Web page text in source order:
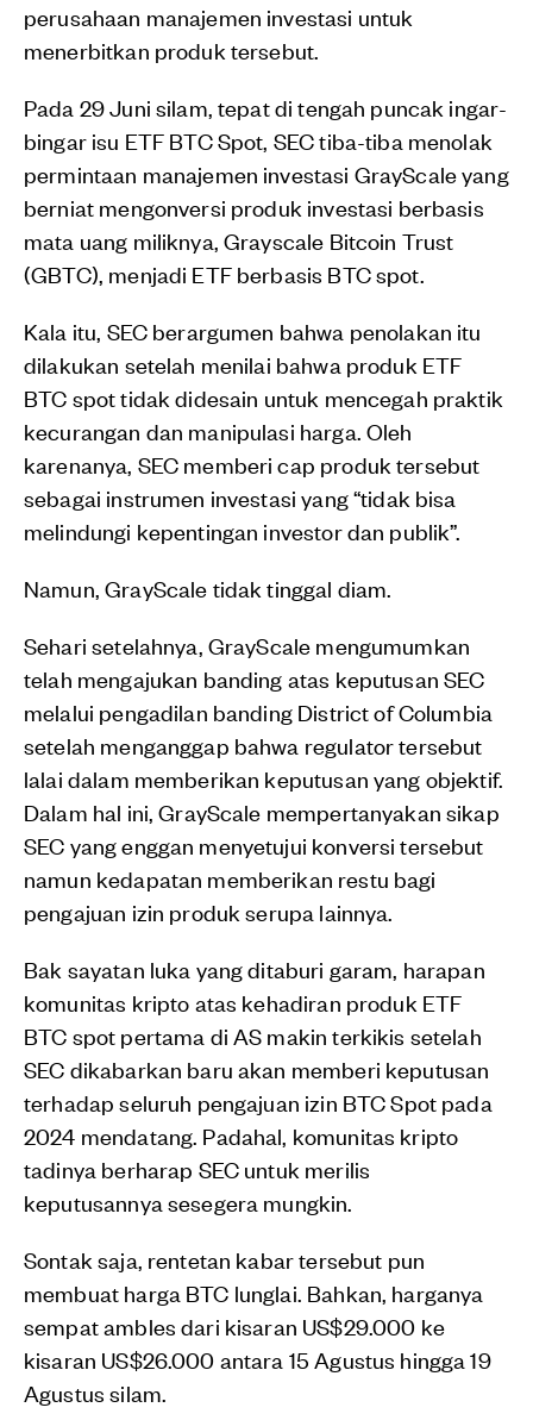
perusahaan manajemen investasi untuk
menerbitkan produk tersebut.
Pada 29 Juni silam, tepat di tengah puncak ingar-
bingar isu ETF BTC Spot, SEC tiba-tiba menolak
permintaan manajemen investasi GrayScale yang
berniat mengonversi produk investasi berbasis
mata uang miliknya, Grayscale Bitcoin Trust
(GBTC), menjadi ETF berbasis BTC spot.
Kala itu, SEC berargumen bahwa penolakan itu
dilakukan setelah menilai bahwa produk ETF
BTC spot tidak didesain untuk mencegah praktik
kecurangan dan manipulasi harga. Oleh
karenanya, SEC memberi cap produk tersebut
sebagai instrumen investasi yang “tidak bisa
melindungi kepentingan investor dan publik”.
Namun, GrayScale tidak tinggal diam.
Sehari setelahnya, GrayScale mengumumkan
telah mengajukan banding atas keputusan SEC
melalui pengadilan banding District of Columbia
setelah menganggap bahwa regulator tersebut
lalai dalam memberikan keputusan yang objektif.
Dalam hal ini, GrayScale mempertanyakan sikap
SEC yang enggan menyetujui konversi tersebut
namun kedapatan memberikan restu bagi
pengajuan izin produk serupa lainnya.
Bak sayatan luka yang ditaburi garam, harapan
komunitas kripto atas kehadiran produk ETF
BTC spot pertama di AS makin terkikis setelah
SEC dikabarkan baru akan memberi keputusan
terhadap seluruh pengajuan izin BTC Spot pada
2024 mendatang. Padahal, komunitas kripto
tadinya berharap SEC untuk merilis
keputusannya sesegera mungkin.
Sontak saja, rentetan kabar tersebut pun
membuat harga BTC lunglai. Bahkan, harganya
sempat ambles dari kisaran US$29.000 ke
kisaran US$26.000 antara 15 Agustus hingga 19
Agustus silam.